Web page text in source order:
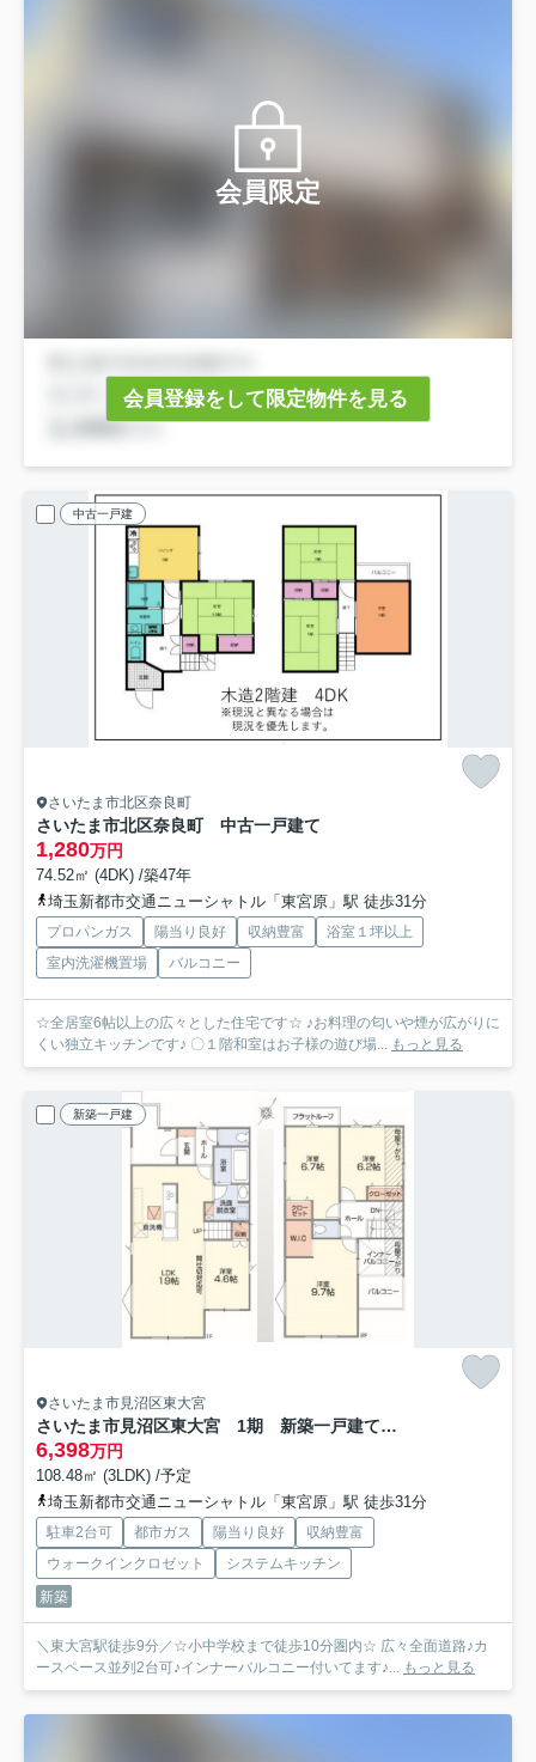
会員限定
会員登録をして限定物件を見る
中古一戸建
さいたま市北区奈良町
さいたま市北区奈良町 中古一戸建て
1,280万円
74.52㎡ (4DK) /築47年
埼玉新都市交通ニューシャトル「東宮原」駅 徒歩31分
プロパンガス 陽当り良好 収納豊富
浴室１坪以上
室内洗濯機置場
バルコニー
☆全居室6帖以上の広々とした住宅です☆ ♪お料理の匂いや煙が広がりに
くい独立キッチンです♪ 〇１階和室はお子様の遊び場... もっと見る
新築一戸建
さいたま市見沼区東大宮
さいたま市見沼区東大宮 1期 新築一戸建て CRAFT PIT 01
6,398万円
108.48㎡ (3LDK) /予定
埼玉新都市交通ニューシャトル「東宮原」駅 徒歩31分
駐車2台可 都市ガス 陽当り良好
収納豊富
ウォークインクロゼット
システムキッチン
新築
＼東大宮駅徒歩9分／☆小中学校まで徒歩10分圏内☆ 広々全面道路♪カ
ースペース並列2台可♪インナーバルコニー付いてます♪... もっと見る